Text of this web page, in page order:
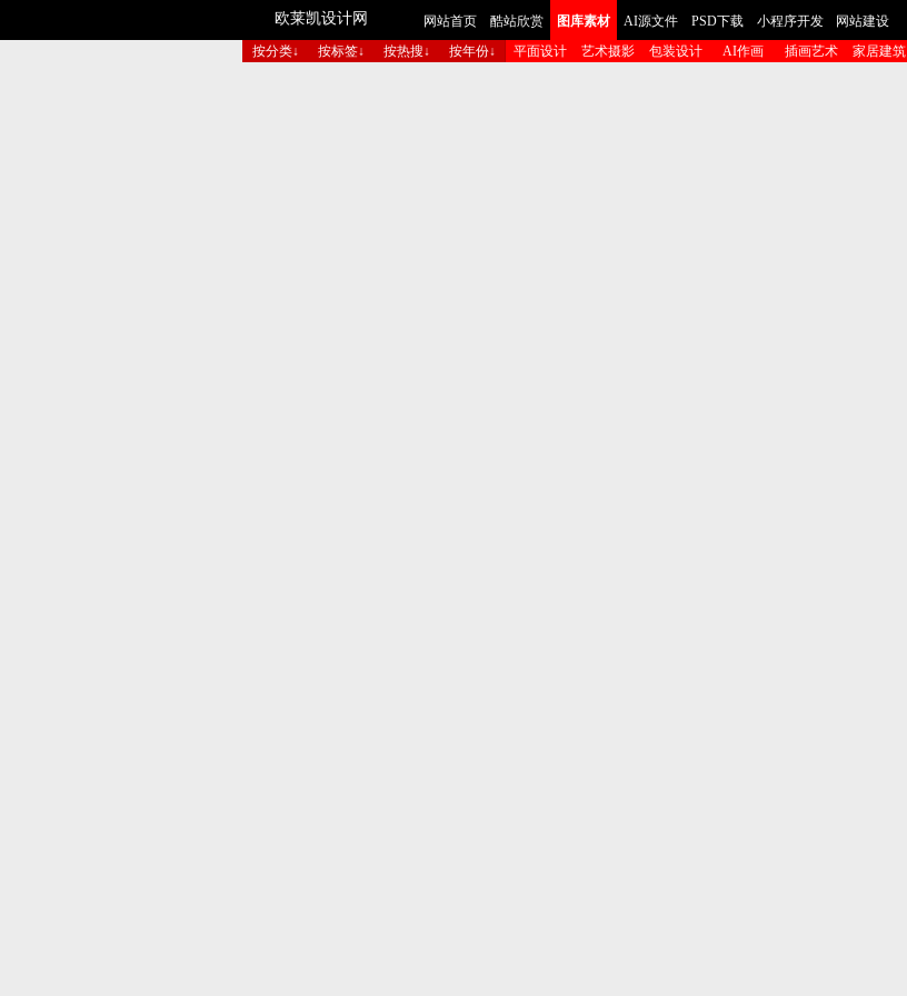
欧莱凯设计网 网站首页 酷站欣赏 图库素材 AI源文件 PSD下载 小程序开发 网站建设
按分类↓ 按标签↓ 按热搜↓ 按年份↓ 平面设计 艺术摄影 包装设计 AI作画 插画艺术 家居建筑